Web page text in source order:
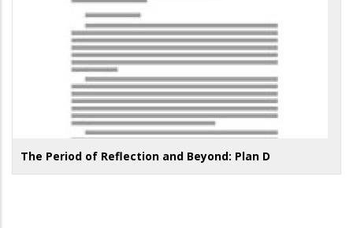
The Period of Reflection and Beyond: Plan D